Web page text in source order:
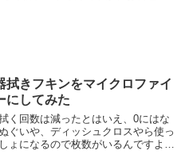
拭きフキンをマイクロファイ
にしてみた
く回数は減ったとはいえ、0にはな
ぐいや、ディッシュクロスやら使っ
ょになるので枚数がいるんですよね